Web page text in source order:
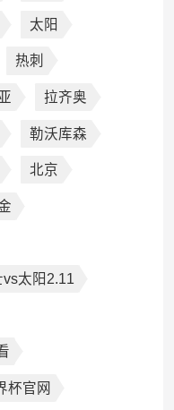
太阳
热刺
拉齐奥
勒沃库森
北京
vs太阳2.11
杯官网